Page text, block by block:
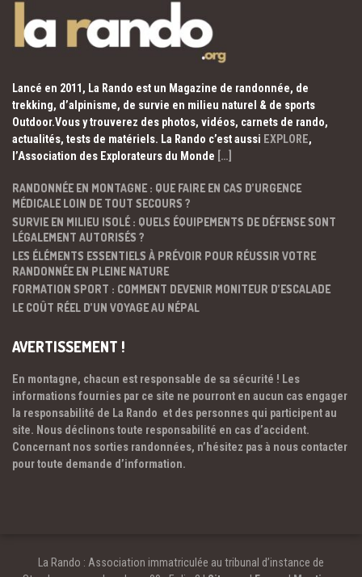
Lancé en 2011, La Rando est un Magazine de randonnée, de
trekking, d’alpinisme, de survie en milieu naturel & de sports
Outdoor.Vous y trouverez des photos, vidéos, carnets de rando,
actualités, tests de matériels. La Rando c’est aussi EXPLORE,
l’Association des Explorateurs du Monde […]
RANDONNÉE EN MONTAGNE : QUE FAIRE EN CAS D’URGENCE
MÉDICALE LOIN DE TOUT SECOURS ?
SURVIE EN MILIEU ISOLÉ : QUELS ÉQUIPEMENTS DE DÉFENSE SONT
LÉGALEMENT AUTORISÉS ?
LES ÉLÉMENTS ESSENTIELS À PRÉVOIR POUR RÉUSSIR VOTRE
RANDONNÉE EN PLEINE NATURE
FORMATION SPORT : COMMENT DEVENIR MONITEUR D’ESCALADE
LE COÛT RÉEL D’UN VOYAGE AU NÉPAL
AVERTISSEMENT !
En montagne, chacun est responsable de sa sécurité ! Les
informations fournies par ce site ne pourront en aucun cas engager
la responsabilité de La Rando et des personnes qui participent au
site. Nous déclinons toute responsabilité en cas d’accident.
Concernant nos sorties randonnées, n’hésitez pas à nous contacter
pour toute demande d’information.
La Rando : Association immatriculée au tribunal d’instance de